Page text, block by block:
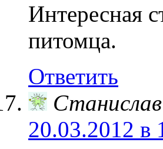
Интересная
питомца.
Ответить
Станислав
20.03.2012 в